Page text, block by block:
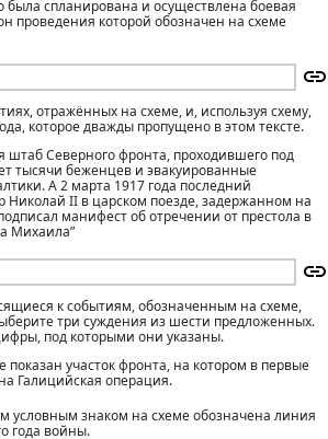
была спланирована и осуществлена боевая
проведения которой обозначен на схеме
отражённых на схеме, и, используя схему,
которое дважды пропущено в этом тексте.
штаб Северного фронта, проходившего под
тысячи беженцев и эвакуированные
А 2 марта 1917 года последний
Николай II в царском поезде, задержанном на
подписал манифест об отречении от престола в
Михаила”
к событиям, обозначенным на схеме,
три суждения из шести предложенных.
под которыми они указаны.
показан участок фронта, на котором в первые
Галицийская операция.
условным знаком на схеме обозначена линия
года войны.